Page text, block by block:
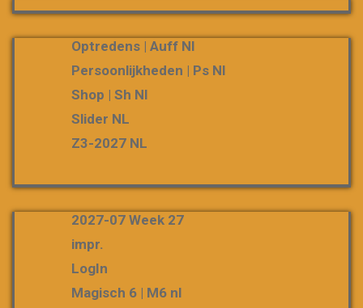
Optredens | Auff Nl
Persoonlijkheden | Ps Nl
Shop | Sh Nl
Slider NL
Z3-2027 NL
2027-07 Week 27
impr.
LogIn
Magisch 6 | M6 nl